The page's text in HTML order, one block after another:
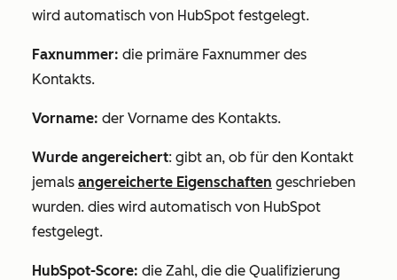
wird automatisch von HubSpot festgelegt.
Faxnummer: die primäre Faxnummer des
Kontakts.
Vorname: der Vorname des Kontakts.
Wurde angereichert: gibt an, ob für den Kontakt
jemals angereicherte Eigenschaften geschrieben
wurden. dies wird automatisch von HubSpot
festgelegt.
HubSpot-Score: die Zahl, die die Qualifizierung